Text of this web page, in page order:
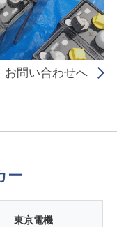
お問い合わせへ
ー
東京電機